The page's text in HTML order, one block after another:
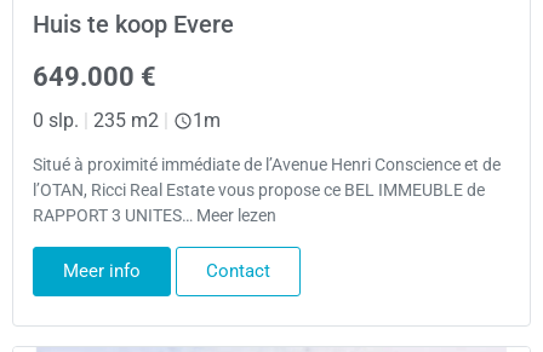
Huis te koop Evere
649.000 €
0 slp. | 235 m2 | 1m
Situé à proximité immédiate de l’Avenue Henri Conscience et de
l’OTAN, Ricci Real Estate vous propose ce BEL IMMEUBLE de
RAPPORT 3 UNITES… Meer lezen
Meer info Contact